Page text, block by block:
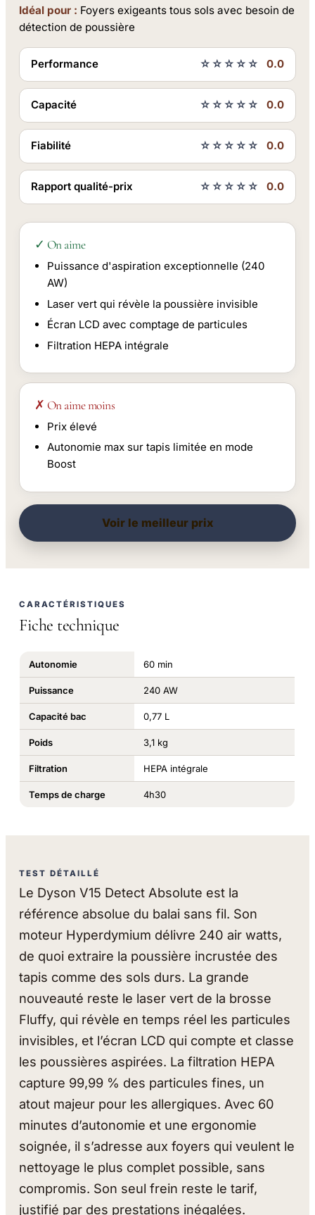
Idéal pour : Foyers exigeants tous sols avec besoin de
détection de poussière
Performance ☆☆☆☆☆ 0.0
Capacité ☆☆☆☆☆ 0.0
Fiabilité ☆☆☆☆☆ 0.0
Rapport qualité-prix ☆☆☆☆☆ 0.0
✓ On aime
Puissance d'aspiration exceptionnelle (240
AW)
Laser vert qui révèle la poussière invisible
Écran LCD avec comptage de particules
Filtration HEPA intégrale
✗ On aime moins
Prix élevé
Autonomie max sur tapis limitée en mode
Boost
Voir le meilleur prix
CARACTÉRISTIQUES
Fiche technique
Autonomie 60 min
Puissance 240 AW
Capacité bac 0,77 L
Poids 3,1 kg
Filtration HEPA intégrale
Temps de charge 4h30
TEST DÉTAILLÉ
Le Dyson V15 Detect Absolute est la
référence absolue du balai sans fil. Son
moteur Hyperdymium délivre 240 air watts,
de quoi extraire la poussière incrustée des
tapis comme des sols durs. La grande
nouveauté reste le laser vert de la brosse
Fluffy, qui révèle en temps réel les particules
invisibles, et l’écran LCD qui compte et classe
les poussières aspirées. La filtration HEPA
capture 99,99 % des particules fines, un
atout majeur pour les allergiques. Avec 60
minutes d’autonomie et une ergonomie
soignée, il s’adresse aux foyers qui veulent le
nettoyage le plus complet possible, sans
compromis. Son seul frein reste le tarif,
justifié par des prestations inégalées.